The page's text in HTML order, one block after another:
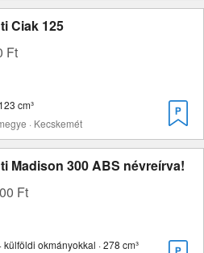
Ciak 125
Ft
cm³
· Kecskemét
Madison 300 ABS névreírva!
Ft
külföldi okmányokkal · 278 cm³